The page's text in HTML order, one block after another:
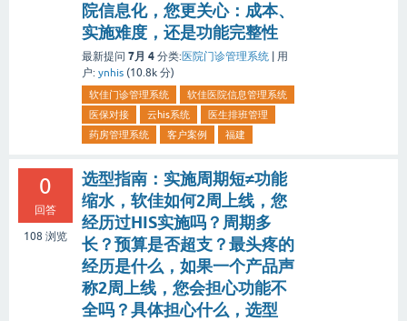
院信息化，您更关心：成本、
实施难度，还是功能完整性
最新提问 7月 4 分类:医院门诊管理系统
用
户: ynhis (10.8k 分)
软佳门诊管理系统
软佳医院信息管理系统
医保对接
云his系统
医生排班管理
药房管理系统
客户案例 福建
0
回答
108 浏览
选型指南：实施周期短≠功能
缩水，软佳如何2周上线，您
经历过HIS实施吗？周期多
长？预算是否超支？最头疼的
经历是什么，如果一个产品声
称2周上线，您会担心功能不
全吗？具体担心什么，选型